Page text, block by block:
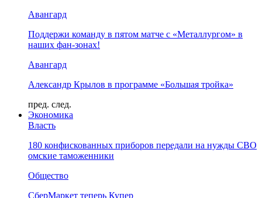
Авангард
Поддержи команду в пятом матче с «Металлургом» в
наших фан-зонах!
Авангард
Александр Крылов в программе «Большая тройка»
пред. след.
Экономика
Власть
180 конфискованных приборов передали на нужды СВО
омские таможенники
Общество
СберМаркет теперь Купер